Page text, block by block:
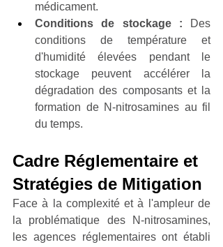
médicament.
Conditions de stockage : Des
conditions de température et
d'humidité élevées pendant le
stockage peuvent accélérer la
dégradation des composants et la
formation de N-nitrosamines au fil
du temps.
Cadre Réglementaire et
Stratégies de Mitigation
Face à la complexité et à l'ampleur de
la problématique des N-nitrosamines,
les agences réglementaires ont établi